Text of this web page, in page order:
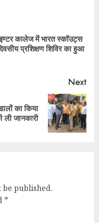
कालेज में भारत स्कॉउट्स
प्रशिक्षण शिविर का हुआ
Next
का किया
ली जानकारी
published.
*